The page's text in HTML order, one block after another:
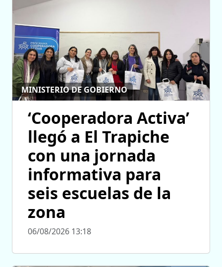
MINISTERIO DE GOBIERNO
‘Cooperadora Activa’
llegó a El Trapiche
con una jornada
informativa para
seis escuelas de la
zona
06/08/2026 13:18